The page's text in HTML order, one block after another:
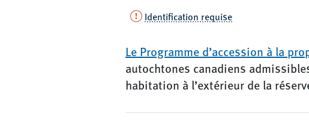
Identification requise
Le Programme d’accession à la
autochtones canadiens
habitation à l’extérieur de la